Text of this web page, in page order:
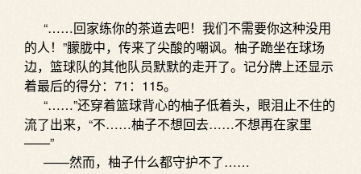
“……回家练你的茶道去吧！我们不需要你这种没用
的人！”朦胧中，传来了尖酸的嘲讽。柚子跪坐在球场
边，篮球队的其他队员默默的走开了。记分牌上还显示
着最后的得分：71：115。
“……”还穿着篮球背心的柚子低着头，眼泪止不住的
流了出来，“不……柚子不想回去……不想再在家里
——”
——然而，柚子什么都守护不了……